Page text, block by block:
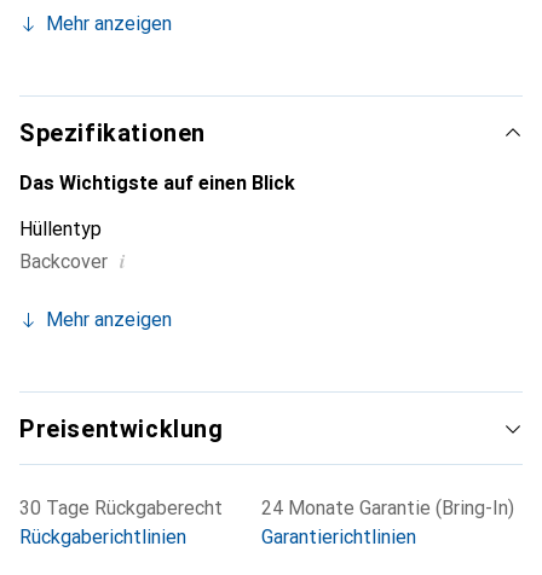
unverzichtbaren Accessoire für Ihr Smartphone.
die Marke Noreve eine sichere Wahl für eine
anspruchsvolle Kundschaft.
Mehr anzeigen
Spezifikationen
Das Wichtigste auf einen Blick
Hüllentyp
Backcover i
Mehr anzeigen
Preisentwicklung
30 Tage Rückgaberecht
Rückgaberichtlinien
24 Monate Garantie (Bring-In)
Garantierichtlinien